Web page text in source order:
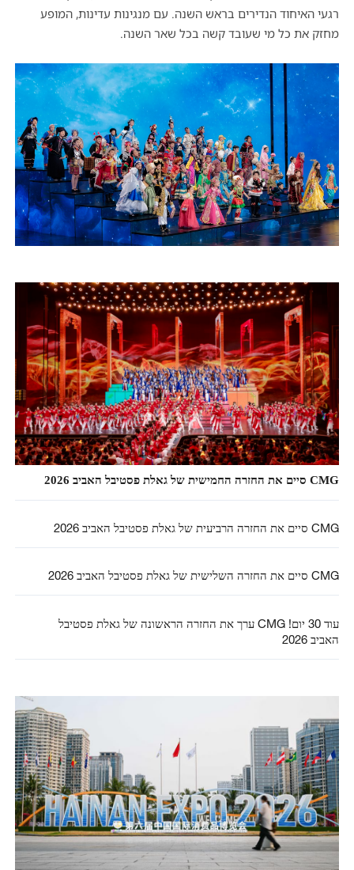
רגעי האיחוד הנדירים בראש השנה. עם מנגינות עדינות, המופע
מחזק את כל מי שעובד קשה בכל שאר השנה.
CMG סיים את החזרה החמישית של גאלת פסטיבל האביב 2026
CMG סיים את החזרה הרביעית של גאלת פסטיבל האביב 2026
CMG סיים את החזרה השלישית של גאלת פסטיבל האביב 2026
עוד 30 יום! CMG ערך את החזרה הראשונה של גאלת פסטיבל
האביב 2026